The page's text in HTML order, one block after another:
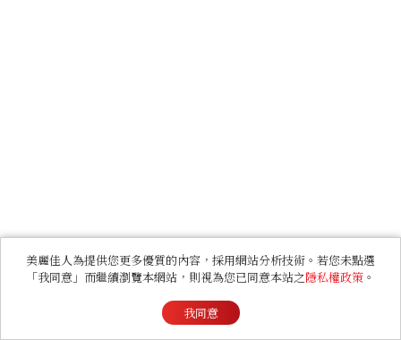
美麗佳人為提供您更多優質的內容，採用網站分析技術。若您未點選
「我同意」而繼續瀏覽本網站，則視為您已同意本站之隱私權政策 。
我同意